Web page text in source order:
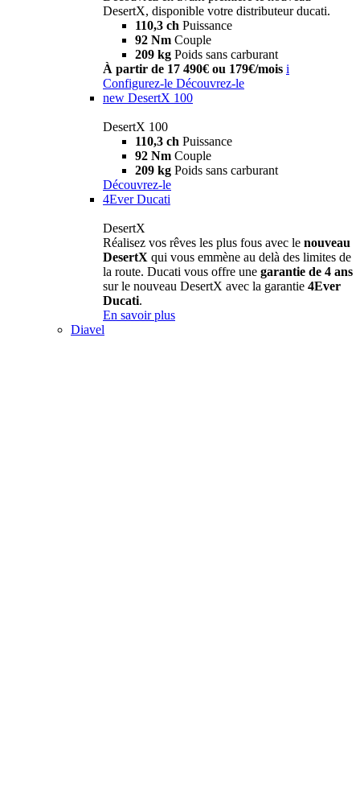
DesertX, disponible votre distributeur ducati.
110,3 ch Puissance
92 Nm Couple
209 kg Poids sans carburant
À partir de 17 490€ ou 179€/mois i
Configurez-le Découvrez-le
new DesertX 100
DesertX 100
110,3 ch Puissance
92 Nm Couple
209 kg Poids sans carburant
Découvrez-le
4Ever Ducati
DesertX
Réalisez vos rêves les plus fous avec le nouveau
DesertX qui vous emmène au delà des limites de
la route. Ducati vous offre une garantie de 4 ans
sur le nouveau DesertX avec la garantie 4Ever
Ducati.
En savoir plus
Diavel